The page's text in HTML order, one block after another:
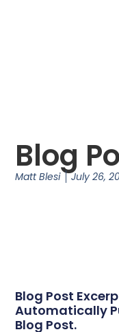
Blog
Matt Blesi July 26,
Blog Post
Automatically
Blog Post.